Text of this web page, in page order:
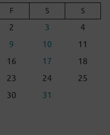
F S S
2 3
4
9 10
11
16 17
18
23 24
25
30
31